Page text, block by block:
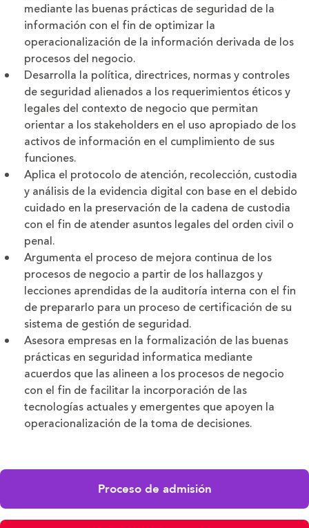
mediante las buenas prácticas de seguridad de la
información con el fin de optimizar la
operacionalización de la información derivada de los
procesos del negocio.
Desarrolla la política, directrices, normas y controles
de seguridad alienados a los requerimientos éticos y
legales del contexto de negocio que permitan
orientar a los stakeholders en el uso apropiado de los
activos de información en el cumplimiento de sus
funciones.
Aplica el protocolo de atención, recolección, custodia
y análisis de la evidencia digital con base en el debido
cuidado en la preservación de la cadena de custodia
con el fin de atender asuntos legales del orden civil o
penal.
Argumenta el proceso de mejora continua de los
procesos de negocio a partir de los hallazgos y
lecciones aprendidas de la auditoría interna con el fin
de prepararlo para un proceso de certificación de su
sistema de gestión de seguridad.
Asesora empresas en la formalización de las buenas
prácticas en seguridad informatica mediante
acuerdos que las alineen a los procesos de negocio
con el fin de facilitar la incorporación de las
tecnologías actuales y emergentes que apoyen la
operacionalización de la toma de decisiones.
Proceso de admisión